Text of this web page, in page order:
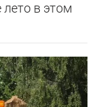
лето в этом